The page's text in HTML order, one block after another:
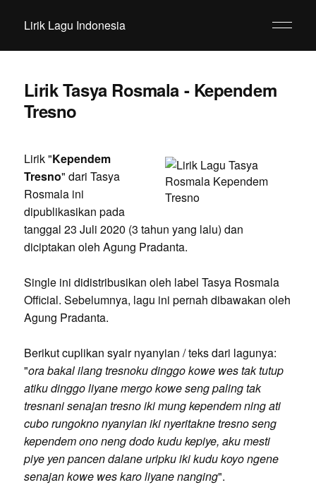
Lirik Lagu Indonesia
Lirik Tasya Rosmala - Kependem
Tresno
Lirik "Kependem
Tresno" dari Tasya
Rosmala ini
dipublikasikan pada
tanggal 23 Juli 2020 (3 tahun yang lalu) dan
diciptakan oleh Agung Pradanta.
Single ini didistribusikan oleh label Tasya Rosmala
Official. Sebelumnya, lagu ini pernah dibawakan oleh
Agung Pradanta.
Berikut cuplikan syair nyanyian / teks dari lagunya:
"ora bakal ilang tresnoku dinggo kowe wes tak tutup
atiku dinggo liyane mergo kowe seng paling tak
tresnani senajan tresno iki mung kependem ning ati
cubo rungokno nyanyian iki nyeritakne tresno seng
kependem ono neng dodo kudu kepiye, aku mesti
piye yen pancen dalane uripku iki kudu koyo ngene
senajan kowe wes karo liyane nanging".